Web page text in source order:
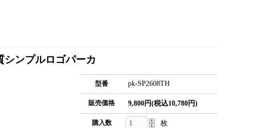
シンプルロゴパーカ
型番 pk-SP2608TH
販売価格 9,800円(税込10,780円)
購入数 枚